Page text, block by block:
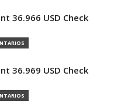
36.966 USD Check
36.969 USD Check